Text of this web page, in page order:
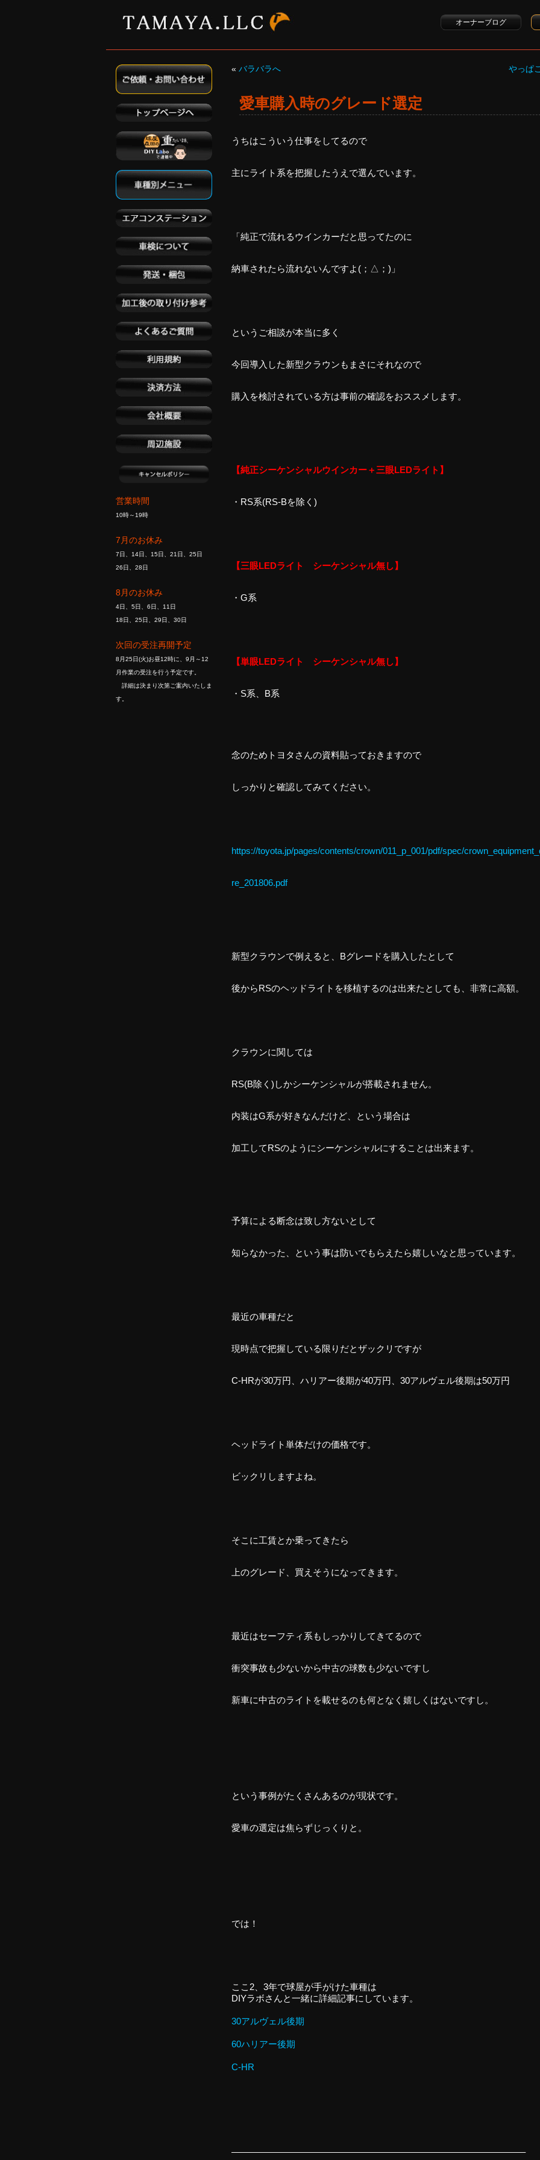
オーナーブログ
« バラバラへ やっぱ
愛車購入時のグレード選定
うちはこういう仕事をしてるので
主にライト系を把握したうえで選んでいます。
「純正で流れるウインカーだと思ってたのに
納車されたら流れないんですよ(；△；)」
というご相談が本当に多く
今回導入した新型クラウンもまさにそれなので
購入を検討されている方は事前の確認をおススメします。
【純正シーケンシャルウインカー＋三眼LEDライト】
・RS系(RS-Bを除く)
【三眼LEDライト シーケンシャル無し】
・G系
【単眼LEDライト シーケンシャル無し】
・S系、B系
念のためトヨタさんの資料貼っておきますので
しっかりと確認してみてください。
https://toyota.jp/pages/contents/crown/011_p_001/pdf/spec/
re_201806.pdf
新型クラウンで例えると、Bグレードを購入したとして
後からRSのヘッドライトを移植するのは出来たとしても、非常に高額。
クラウンに関しては
RS(B除く)しかシーケンシャルが搭載されません。
内装はG系が好きなんだけど、という場合は
加工してRSのようにシーケンシャルにすることは出来ます。
予算による断念は致し方ないとして
知らなかった、という事は防いでもらえたら嬉しいなと思っています。
最近の車種だと
現時点で把握している限りだとザックリですが
C-HRが30万円、ハリアー後期が40万円、30アルヴェル後期は50万円
ヘッドライト単体だけの価格です。
ビックリしますよね。
そこに工賃とか乗ってきたら
上のグレード、買えそうになってきます。
最近はセーフティ系もしっかりしてきてるので
衝突事故も少ないから中古の球数も少ないですし
新車に中古のライトを載せるのも何となく嬉しくはないですし。
という事例がたくさんあるのが現状です。
愛車の選定は焦らずじっくりと。
では！
ここ2、3年で球屋が手がけた車種は
DIYラボさんと一緒に詳細記事にしています。
30アルヴェル後期
60ハリアー後期
C-HR
————————————————————————————————–
営業時間
10時～19時
7月のお休み
7日、14日、15日、21日、25日
26日、28日
8月のお休み
4日、5日、6日、11日
18日、25日、29日、30日
次回の受注再開予定
8月25日(火)お昼12時に、9月～12
月作業の受注を行う予定です。
詳細は決まり次第ご案内いたしま
す。